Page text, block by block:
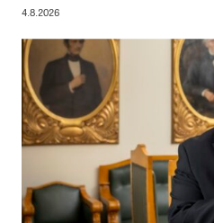
4.8.2026